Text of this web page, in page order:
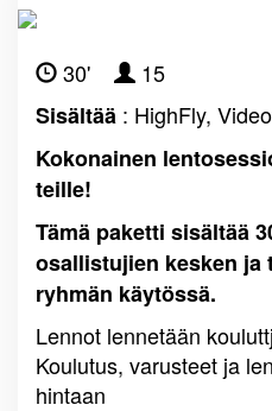
30'
15
Sisältää : HighFly,
Kokonainen
teille!
Tämä paketti sisältää
osallistujien kesken ja
ryhmän käytössä.
Lennot lennetään
Koulutus, varusteet ja
hintaan
TUNNELIKÄMPIT
TAPAHTUMAT
PRO-LENTÄJIEN